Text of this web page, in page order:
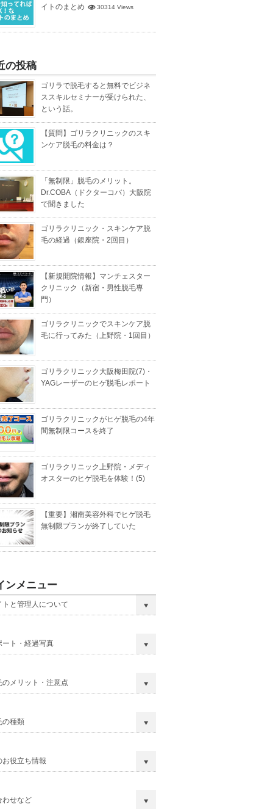
イトのまとめ
30314 Views
の投稿
ゴリラで脱毛すると無料でビジネ
ススキルセミナーが受けられた、
という話。
【質問】ゴリラクリニックのスキ
ンケア脱毛の料金は？
「無制限」脱毛のメリット。
Dr.COBA（ドクターコバ）大阪院
で聞きました
ゴリラクリニック・スキンケア脱
毛の経過（銀座院・2回目）
【新規開院情報】マンチェスター
クリニック（新宿・男性脱毛専
門）
ゴリラクリニックでスキンケア脱
毛に行ってみた（上野院・1回目）
ゴリラクリニック大阪梅田院(7)・
YAGレーザーのヒゲ脱毛レポート
ゴリラクリニックがヒゲ脱毛の4年
間無制限コースを終了
ゴリラクリニック上野院・メディ
オスターのヒゲ脱毛を体験！(5)
【重要】湘南美容外科でヒゲ脱毛
無制限プランが終了していた
ンメニュー
トと管理人について
ート・経過写真
のメリット・注意点
の種類
お役立ち情報
わせなど